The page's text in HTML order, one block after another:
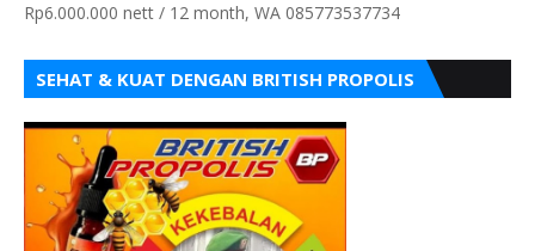
Rp6.000.000 nett / 12 month, WA 085773537734
SEHAT & KUAT DENGAN BRITISH PROPOLIS